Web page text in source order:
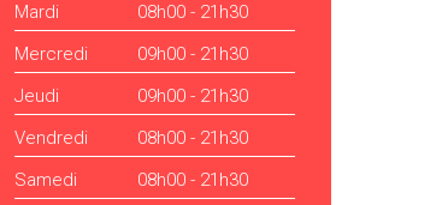
Mardi
08h00 - 21h30
Mercredi
09h00 - 21h30
Jeudi
09h00 - 21h30
Vendredi
08h00 - 21h30
Samedi
08h00 - 21h30